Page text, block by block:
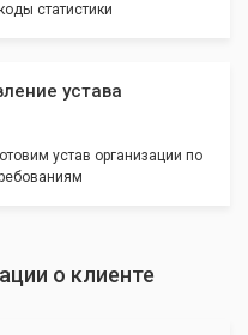
статистики
устава
устав организации по
о клиенте